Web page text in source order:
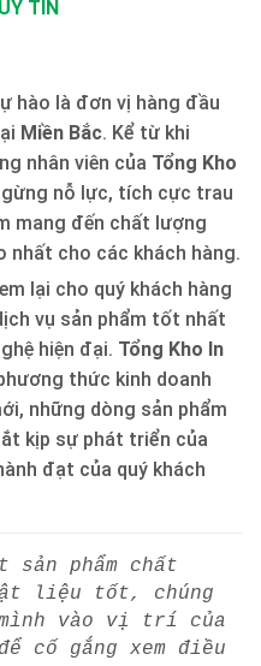
TÍN
hào là đơn vị hàng đầu
Miền Bắc. Kể từ khi
nhân viên của Tổng Kho
nỗ lực, tích cực trau
mang đến chất lượng
nhất cho các khách hàng.
lại cho quý khách hàng
vụ sản phẩm tốt nhất
hiện đại. Tổng Kho In
thức kinh doanh
những dòng sản phẩm
kịp sự phát triển của
đạt của quý khách
sản phẩm chất
liệu tốt, chúng
vào vị trí của
cố gắng xem điều